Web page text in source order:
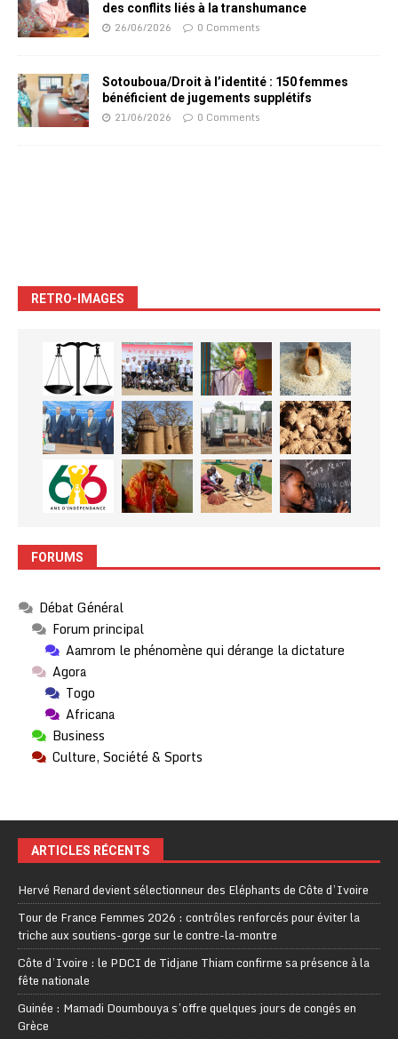
des conflits liés à la transhumance
26/06/2026 0 Comments
Sotouboua/Droit à l’identité : 150 femmes
bénéficient de jugements supplétifs
21/06/2026 0 Comments
RETRO-IMAGES
FORUMS
Débat Général
Forum principal
Aamrom le phénomène qui dérange la dictature
Agora
Togo
Africana
Business
Culture, Société & Sports
ARTICLES RÉCENTS
Hervé Renard devient sélectionneur des Eléphants de Côte d’Ivoire
Tour de France Femmes 2026 : contrôles renforcés pour éviter la
triche aux soutiens-gorge sur le contre-la-montre
Côte d’Ivoire : le PDCI de Tidjane Thiam confirme sa présence à la
fête nationale
Guinée : Mamadi Doumbouya s’offre quelques jours de congés en
Grèce